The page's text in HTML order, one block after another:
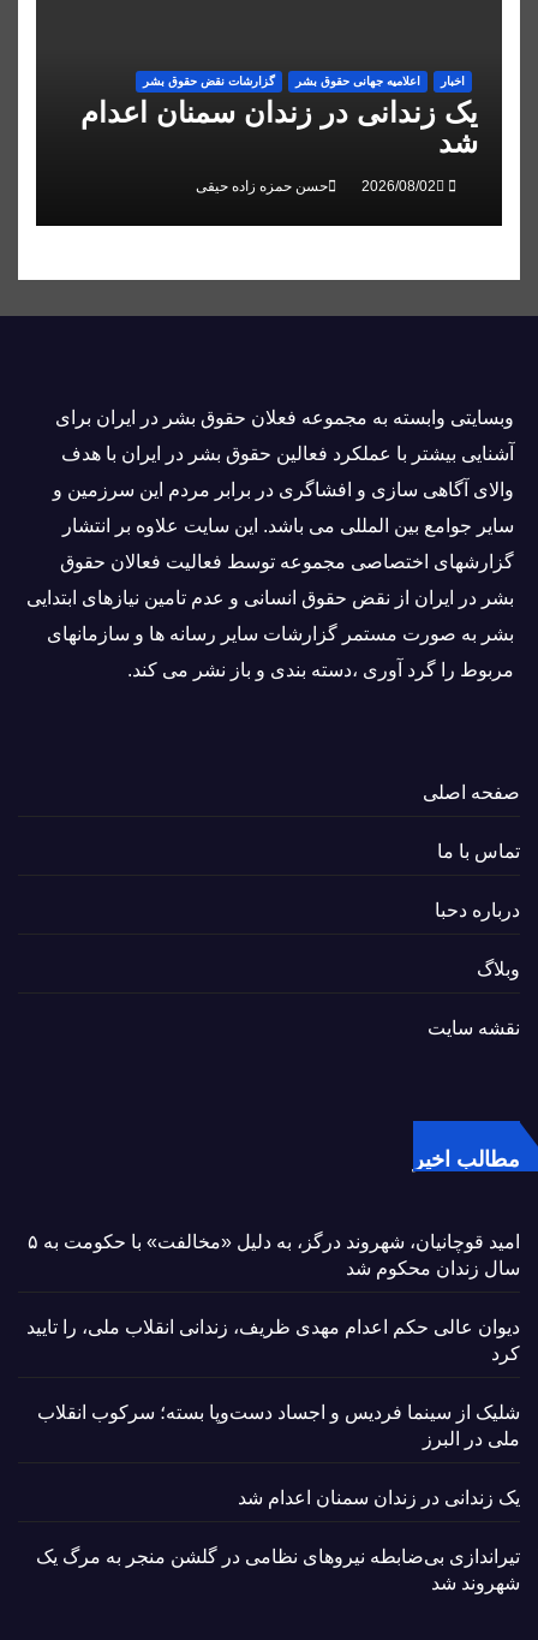
اخبار اعلاميه جهانی حقوق بشر گزارشات نقض حقوق بشر
یک زندانی در زندان سمنان اعدام
شد
حسن حمزه زاده حیقی
وبسايتى وابسته به مجموعه فعلان حقوق بشر در ایران برای
آشنایی بيشتر با عملکرد فعالین حقوق بشر در ایران با هدف
والاى آگاهى سازی و افشاگرى در برابر مردم این سرزمین و
ساير جوامع بین المللى می باشد. این سایت علاوه بر انتشار
گزارشهای اختصاصی مجموعه توسط فعاليت فعالان حقوق
بشر در ایران از نقض حقوق انسانی و عدم تامین نیازهای ابتدایی
بشر به صورت مستمر گزارشات سایر رسانه ها و سازمانهای
مربوط را گرد آوری ،دسته بندی و باز نشر می كند.
صفحه اصلی
تماس با ما
درباره دحبا
وبلاگ
نقشه سایت
مطالب اخیر
امید قوچانیان، شهروند درگز، به دلیل «مخالفت» با حکومت به ۵
سال زندان محکوم شد
دیوان عالی حکم اعدام مهدی ظریف، زندانی انقلاب ملی، را تایید
کرد
شلیک از سینما فردیس و اجساد دست‌وپا بسته؛ سرکوب انقلاب
ملی در البرز
یک زندانی در زندان سمنان اعدام شد
تیراندازی بی‌ضابطه نیروهای نظامی در گلشن منجر به مرگ یک
شهروند شد